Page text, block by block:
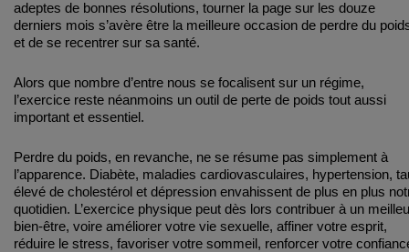
adeptes de bonnes résolutions, tourner la page sur les douze
derniers mois s’avère être la meilleure occasion de perdre du
et de se recentrer sur sa santé.
Alors que nombre d’entre nous se focalisent sur un régime,
l’exercice reste néanmoins un outil de perte de poids tout aussi
important et essentiel.
Perdre du poids, en revanche, ne se résume pas simplement à
l’apparence. Diabète, maladies cardiovasculaires, hypertension,
élevé de cholestérol et dépression envahissent de plus en plus
quotidien. L’exercice physique peut dès lors contribuer à un
bien-être, voire améliorer votre vie sexuelle, affiner votre esprit,
réduire le stress, favoriser votre sommeil, renforcer votre